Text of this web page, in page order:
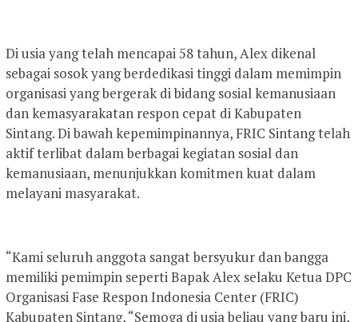
Di usia yang telah mencapai 58 tahun, Alex dikenal
sebagai sosok yang berdedikasi tinggi dalam memimpin
organisasi yang bergerak di bidang sosial kemanusiaan
dan kemasyarakatan respon cepat di Kabupaten
Sintang. Di bawah kepemimpinannya, FRIC Sintang telah
aktif terlibat dalam berbagai kegiatan sosial dan
kemanusiaan, menunjukkan komitmen kuat dalam
melayani masyarakat.
“Kami seluruh anggota sangat bersyukur dan bangga
memiliki pemimpin seperti Bapak Alex selaku Ketua DPC
Organisasi Fase Respon Indonesia Center (FRIC)
Kabupaten Sintang, “Semoga di usia beliau yang baru ini,